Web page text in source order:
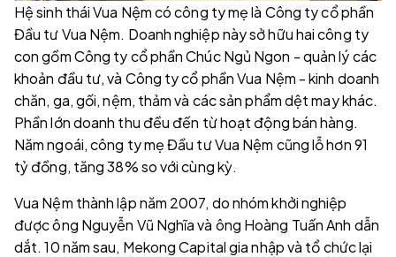
Hệ sinh thái Vua Nệm có công ty mẹ là Công ty cổ phần
Đầu tư Vua Nệm. Doanh nghiệp này sở hữu hai công ty
con gồm Công ty cổ phần Chúc Ngủ Ngon - quản lý các
khoản đầu tư, và Công ty cổ phần Vua Nệm - kinh doanh
chăn, ga, gối, nệm, thảm và các sản phẩm dệt may khác.
Phần lớn doanh thu đều đến từ hoạt động bán hàng.
Năm ngoái, công ty mẹ Đầu tư Vua Nệm cũng lỗ hơn 91
tỷ đồng, tăng 38% so với cùng kỳ.
Vua Nệm thành lập năm 2007, do nhóm khởi nghiệp
được ông Nguyễn Vũ Nghĩa và ông Hoàng Tuấn Anh dẫn
dắt. 10 năm sau, Mekong Capital gia nhập và tổ chức lại